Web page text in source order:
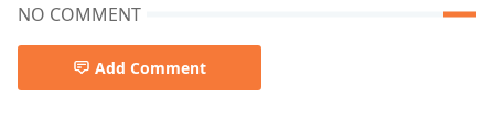
NO COMMENT
Add Comment